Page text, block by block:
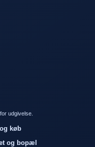
udgivelse.
køb
og bopæl